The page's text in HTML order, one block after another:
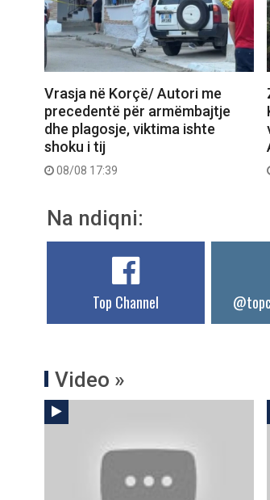
Vrasja në Korçë/ Autori me
precedentë për armëmbajtje
dhe plagosje, viktima ishte
shoku i tij
08/08 17:39
Na ndiqni:
Top Channel
Video »